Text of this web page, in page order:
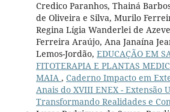
Credico Paranhos, Thainá
de Oliveira e Silva, Murilo
Regina Lígia Wanderlei de
Ferreira Araújo, Ana Janaína
Lemos-Jordão, EDUCAÇÃO EM
FITOTERAPIA E PLANTAS
MAIA , Caderno Impacto em
Anais do XVIII ENEX - Extensão
Transformando Realidades e